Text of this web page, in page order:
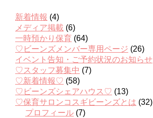
新着情報 (4)
メディア掲載 (6)
一時預かり保育 (64)
♡ビーンズメンバー専用ページ (26)
イベント告知・ご予約状況のお知らせ
♡スタッフ募集中 (7)
♡新着情報♡ (58)
♡ビーンズシェアハウス♡ (13)
♡保育サロンコスギビーンズとは (32)
プロフィール (7)